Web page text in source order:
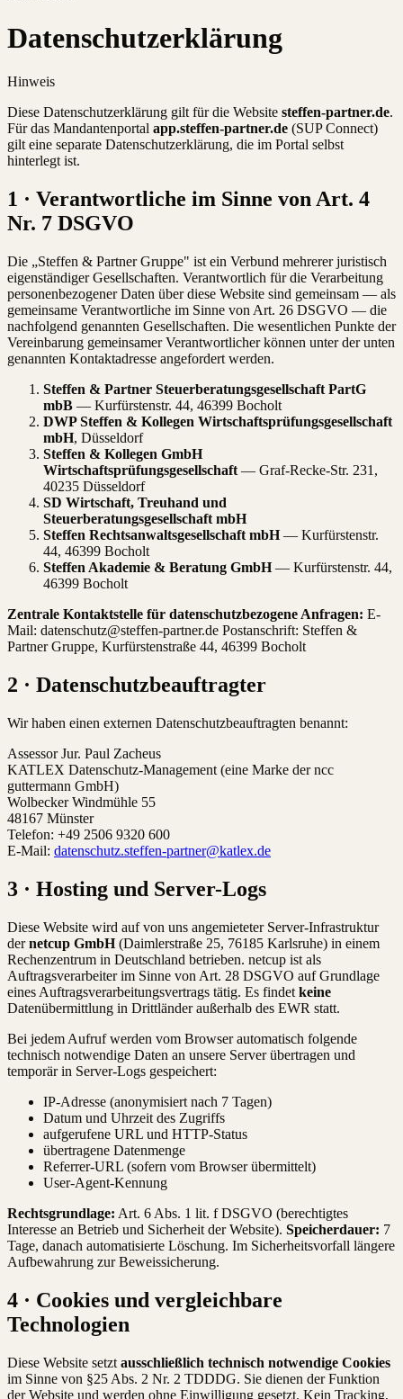
Datenschutzerklärung
Hinweis
Diese Datenschutzerklärung gilt für die Website steffen-partner.de.
Für das Mandantenportal app.steffen-partner.de (SUP Connect)
gilt eine separate Datenschutzerklärung, die im Portal selbst
hinterlegt ist.
1 · Verantwortliche im Sinne von Art. 4
Nr. 7 DSGVO
Die „Steffen & Partner Gruppe" ist ein Verbund mehrerer juristisch
eigenständiger Gesellschaften. Verantwortlich für die Verarbeitung
personenbezogener Daten über diese Website sind gemeinsam — als
gemeinsame Verantwortliche im Sinne von Art. 26 DSGVO — die
nachfolgend genannten Gesellschaften. Die wesentlichen Punkte der
Vereinbarung gemeinsamer Verantwortlicher können unter der unten
genannten Kontaktadresse angefordert werden.
Steffen & Partner Steuerberatungsgesellschaft PartG
mbB — Kurfürstenstr. 44, 46399 Bocholt
DWP Steffen & Kollegen Wirtschaftsprüfungsgesellschaft
mbH, Düsseldorf
Steffen & Kollegen GmbH
Wirtschaftsprüfungsgesellschaft — Graf-Recke-Str. 231,
40235 Düsseldorf
SD Wirtschaft, Treuhand und
Steuerberatungsgesellschaft mbH
Steffen Rechtsanwaltsgesellschaft mbH— Kurfürstenstr.
44, 46399 Bocholt
Steffen Akademie & Beratung GmbH— Kurfürstenstr. 44,
46399 Bocholt
Zentrale Kontaktstelle für datenschutzbezogene Anfragen: E-
Mail: datenschutz@steffen-partner.de Postanschrift: Steffen &
Partner Gruppe, Kurfürstenstraße 44, 46399 Bocholt
2 · Datenschutzbeauftragter
Wir haben einen externen Datenschutzbeauftragten benannt:
Assessor Jur. Paul Zacheus
KATLEX Datenschutz-Management (eine Marke der ncc
guttermann GmbH)
Wolbecker Windmühle 55
48167 Münster
Telefon: +49 2506 9320 600
E-Mail: datenschutz.steffen-partner@katlex.de
3 · Hosting und Server-Logs
Diese Website wird auf von uns angemieteter Server-Infrastruktur
dernetcup GmbH(Daimlerstraße 25, 76185 Karlsruhe) in einem
Rechenzentrum in Deutschland betrieben. netcup ist als
Auftragsverarbeiter im Sinne von Art. 28 DSGVO auf Grundlage
eines Auftragsverarbeitungsvertrags tätig. Es findet keine
Datenübermittlung in Drittländer außerhalb des EWR statt.
Bei jedem Aufruf werden vom Browser automatisch folgende
technisch notwendige Daten an unsere Server übertragen und
temporär in Server-Logs gespeichert:
IP-Adresse (anonymisiert nach 7 Tagen)
Datum und Uhrzeit des Zugriffs
aufgerufene URL und HTTP-Status
übertragene Datenmenge
Referrer-URL (sofern vom Browser übermittelt)
User-Agent-Kennung
Rechtsgrundlage: Art. 6 Abs. 1 lit. f DSGVO (berechtigtes
Interesse an Betrieb und Sicherheit der Website). Speicherdauer: 7
Tage, danach automatisierte Löschung. Im Sicherheitsvorfall längere
Aufbewahrung zur Beweissicherung.
4 · Cookies und vergleichbare
Technologien
Diese Website setzt ausschließlich technisch notwendige Cookies
im Sinne von §25 Abs. 2 Nr. 2 TDDDG. Sie dienen der Funktion
der Website und werden ohne Einwilligung gesetzt. Kein Tracking,